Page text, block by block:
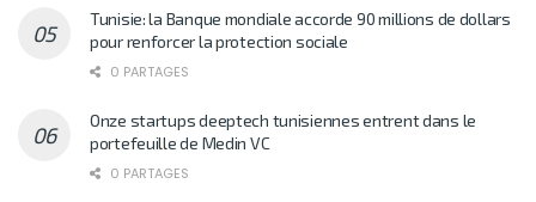
Tunisie: la Banque mondiale accorde 90 millions de dollars
pour renforcer la protection sociale
0 PARTAGES
Onze startups deeptech tunisiennes entrent dans le
portefeuille de Medin VC
0 PARTAGES